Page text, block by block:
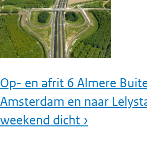
Op- en afrit 6 Almere
Amsterdam en naar
weekend dicht ›